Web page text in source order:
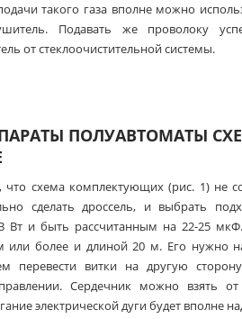
такого газа вполне можно
Подавать же проволоку
от стеклоочистительной системы.
ПОЛУАВТОМАТЫ
схема комплектующих (рис. 1) не
сделать дроссель, и выбрать
Вт и быть рассчитанным на 22-25
или более и длиной 20 м. Его нужно
перевести витки на другую
Сердечник можно взять
электрической дуги будет вполне